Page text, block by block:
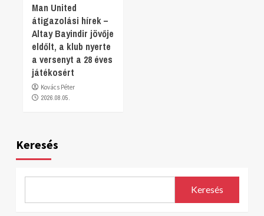
Man United
átigazolási hírek –
Altay Bayindir jövője
eldőlt, a klub nyerte
a versenyt a 28 éves
játékosért
Kovács Péter
2026.08.05.
Keresés
Keresés